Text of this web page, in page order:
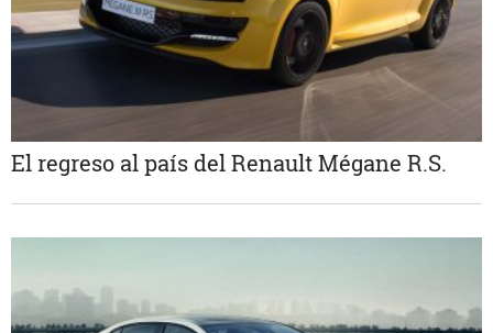
El regreso al país del Renault Mégane R.S.